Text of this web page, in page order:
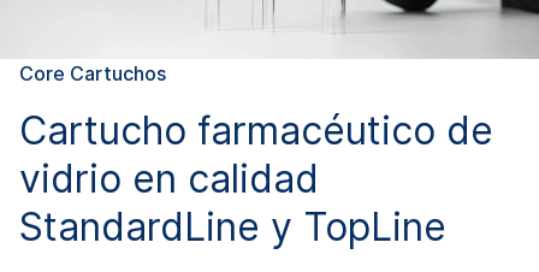
Core Cartuchos
Cartucho farmacéutico de
vidrio en calidad
StandardLine y TopLine